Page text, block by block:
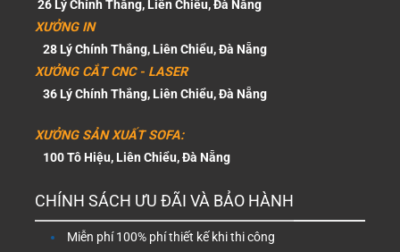
26 Lý Chính Thắng, Liên Chiểu, Đà Nẵng
XƯỞNG IN
28 Lý Chính Thắng, Liên Chiểu, Đà Nẵng
XƯỞNG CẮT CNC - LASER
36 Lý Chính Thắng, Liên Chiểu, Đà Nẵng
XƯỞNG SẢN XUẤT SOFA:
100 Tô Hiệu, Liên Chiểu, Đà Nẵng
CHÍNH SÁCH ƯU ĐÃI VÀ BẢO HÀNH
Miễn phí 100% phí thiết kế khi thi công